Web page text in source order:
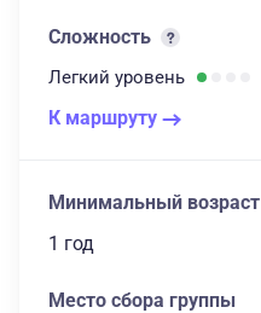
Сложность
Легкий уровень
К маршруту
Минимальный возраст
1 год
Место сбора группы